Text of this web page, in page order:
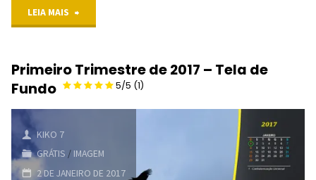
LEIA MAIS
de
Tela
Primeiro Trimestre de 2017 – Tela de
Fundo
5/5 (1)
KIKO 7
GRÁTIS / IMAGEM
2 DE JANEIRO DE 2017